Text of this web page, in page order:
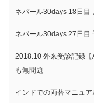
ネパール30days 18日目
ネパール30days 27日目
2018.10 外来受診記録【
も無問題
インドでの両替マニュ